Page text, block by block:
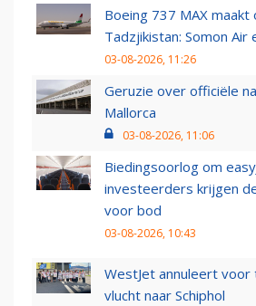
Boeing 737 MAX maakt
Tadzjikistan: Somon Air
03-08-2026, 11:26
Geruzie over officiële
Mallorca
03-08-2026, 11:06
Biedingsoorlog om
investeerders krijgen
voor bod
03-08-2026, 10:43
WestJet annuleert
vlucht naar Schiphol